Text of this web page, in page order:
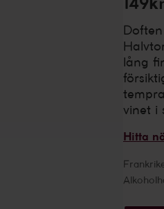
lång
vinet i
Hitta